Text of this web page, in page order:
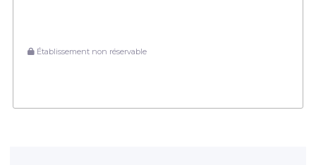
Établissement non réservable